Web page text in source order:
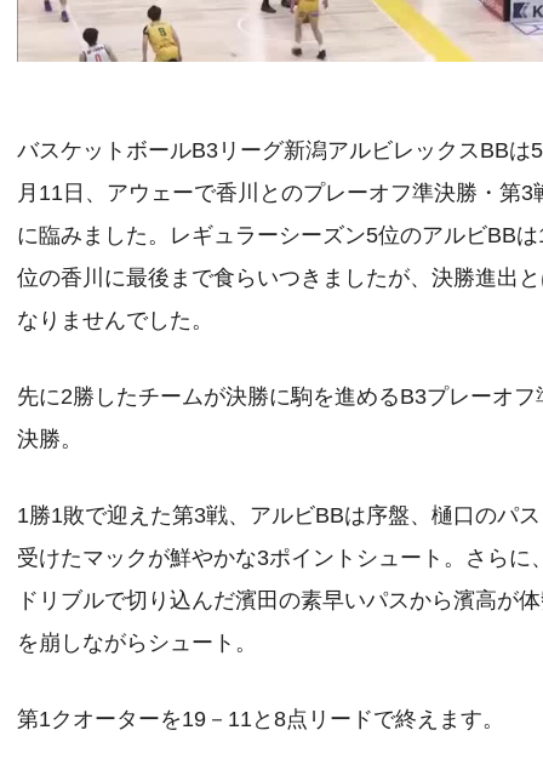
バスケットボールB3リーグ新潟アルビレックスBBは5
月11日、アウェーで香川とのプレーオフ準決勝・第3
に臨みました。レギュラーシーズン5位のアルビBBは
位の香川に最後まで食らいつきましたが、決勝進出
なりませんでした。
先に2勝したチームが決勝に駒を進めるB3プレーオフ
決勝。
1勝1敗で迎えた第3戦、アルビBBは序盤、樋口のパ
受けたマックが鮮やかな3ポイントシュート。さらに
ドリブルで切り込んだ濱田の素早いパスから濱高が
を崩しながらシュート。
第1クオーターを19－11と8点リードで終えます。